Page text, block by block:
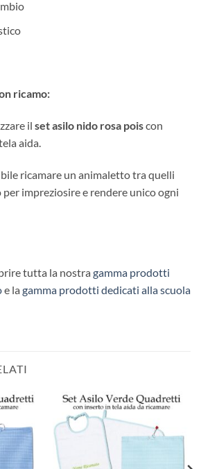
ricamo:
il set asilo nido rosa poiscon
aida.
ricamare un animaletto tra quelli
impreziosire e rendere unico ogni
tutta la nostra gamma prodotti
e la gamma prodotti dedicati alla scuola